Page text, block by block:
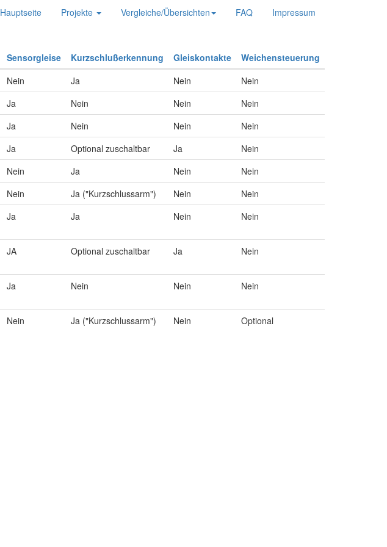
Hauptseite Projekte Vergleiche/Übersichten FAQ Impressum
Sensorgleise Kurzschlußerkennung Gleiskontakte
Weichensteuerung
Nein Ja Nein
Nein
Ja Nein Nein
Nein
Ja Nein Nein
Nein
Ja Optional zuschaltbar Ja
Nein
Nein Ja Nein
Nein
Nein Ja ("Kurzschlussarm") Nein
Nein
Ja Ja Nein Nein
JA Optional zuschaltbar Ja Nein
Ja Nein Nein Nein
Nein Ja ("Kurzschlussarm") Nein Optional